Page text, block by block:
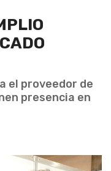
el proveedor de
presencia en